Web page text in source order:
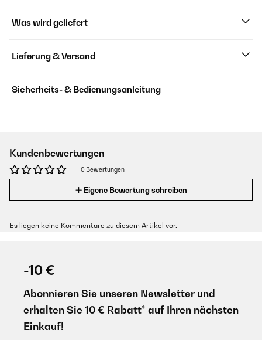
Was wird geliefert
Lieferung & Versand
Sicherheits- & Bedienungsanleitung
Kundenbewertungen
0 Bewertungen
Eigene Bewertung schreiben
Es liegen keine Kommentare zu diesem Artikel vor.
-10 €
Abonnieren Sie unseren Newsletter und
erhalten Sie 10 € Rabatt* auf Ihren nächsten
Einkauf!